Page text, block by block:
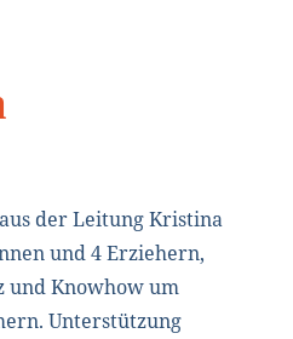
der Leitung Kristina
und 4 Erziehern,
und Knowhow um
Unterstützung